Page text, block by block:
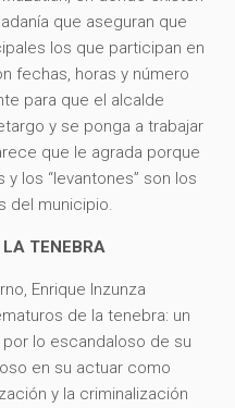
que aseguran que
los que participan en
fechas, horas y número
para que el alcalde
y se ponga a trabajar
que le agrada porque
los “levantones” son los
del municipio.
TENEBRA
Enrique Inzunza
de la tenebra: un
lo escandaloso de su
en su actuar como
y la criminalización